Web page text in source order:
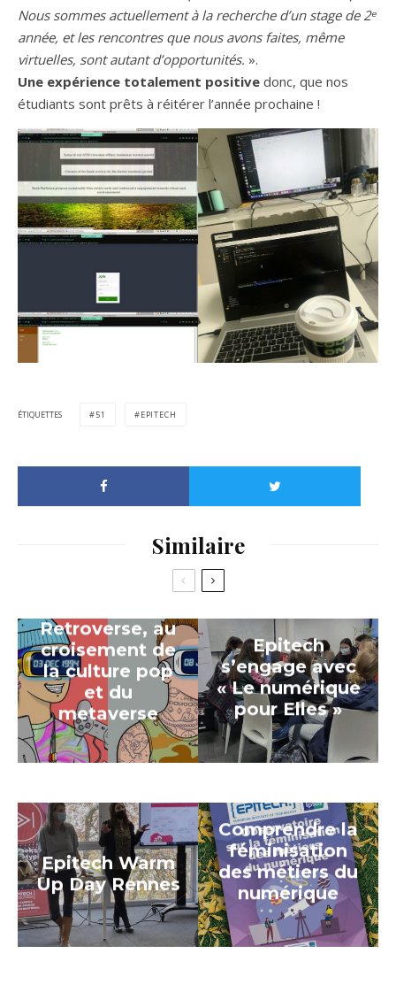
Nous sommes actuellement à la recherche d’un stage de 2ᵉ
année, et les rencontres que nous avons faites, même
virtuelles, sont autant d’opportunités. ».
Une expérience totalement positive donc, que nos
étudiants sont prêts à réitérer l’année prochaine !
ÉTIQUETTES 51 EPITECH
Similaire
Retroverse, au
croisement de
la culture pop
et du
metaverse
Epitech
s’engage avec
« Le numérique
pour Elles »
Epitech Warm
Up Day Rennes
Comprendre la
féminisation
des métiers du
numérique